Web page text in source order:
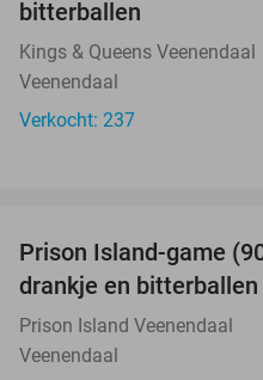
bitterballen
Kings & Queens Veenendaal
Veenendaal
Verkocht: 237
Prison Island-game
drankje en
Prison Island Veenendaal
Veenendaal